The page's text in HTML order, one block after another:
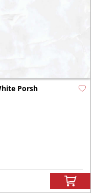
Porsh